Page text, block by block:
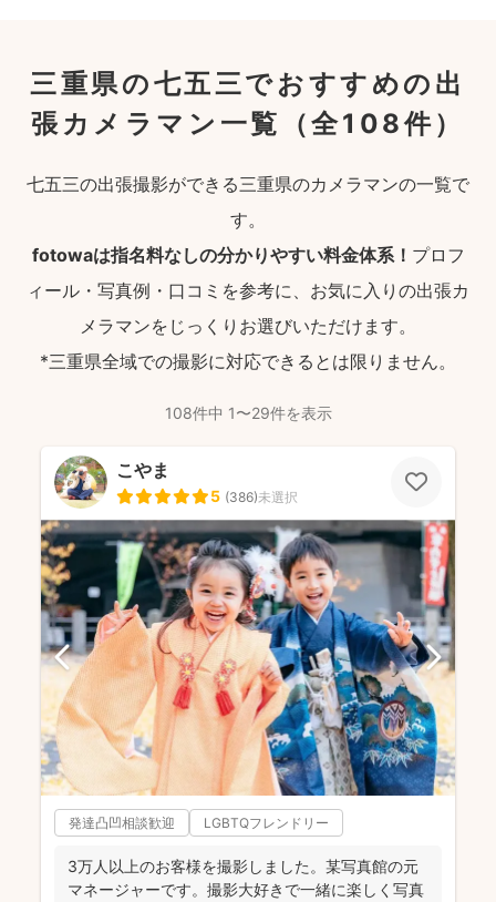
三重県の七五三でおすすめの出
張カメラマン一覧
（全108件）
七五三の出張撮影ができる三重県のカメラマンの一覧で
す。
fotowaは指名料なしの分かりやすい料金体系！ プロフ
ィール・写真例・口コミを参考に、お気に入りの出張カ
メラマンをじっくりお選びいただけます。
*三重県全域での撮影に対応できるとは限りません。
108件中 1〜29件を表示
こやま
5 (386)未選択
発達凸凹相談歓迎 LGBTQフレンドリー
3万人以上のお客様を撮影しました。某写真館の元
マネージャーです。撮影大好きで一緒に楽しく写真